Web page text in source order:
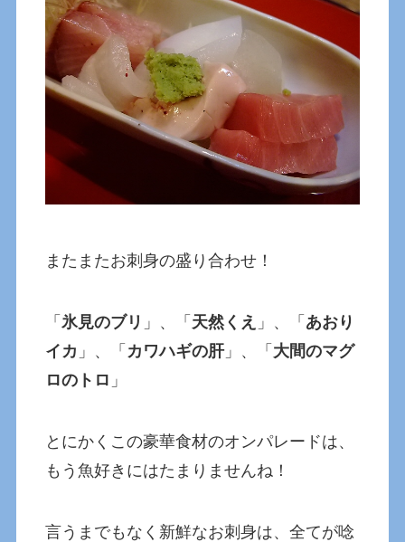
またまたお刺身の盛り合わせ！
「 氷見のブリ 」、「 天然くえ 」、「 あおり
イカ 」、「 カワハギの肝」、「 大間のマグ
ロのトロ 」
とにかくこの豪華食材のオンパレードは、
もう魚好きにはたまりませんね！
言うまでもなく新鮮なお刺身は、全てが唸